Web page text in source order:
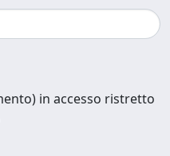
in accesso ristretto